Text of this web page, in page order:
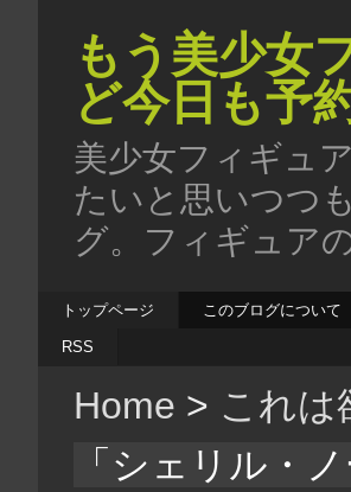
もう美少女
ど今日も予
美少女フィギュ
たいと思いつつ
グ。フィギュア
トップページ このブログについて
RSS
Home > これは
「シェリル・